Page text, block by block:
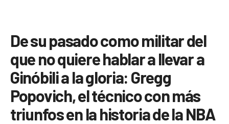
De su pasado como militar del
que no quiere hablar a llevar a
Ginóbili a la gloria: Gregg
Popovich, el técnico con más
triunfos en la historia de la NBA